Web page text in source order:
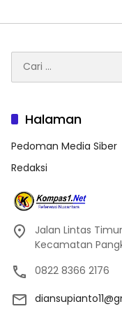
untuk:
Halaman
Pedoman Media Siber
Redaksi
Jalan Lintas
Kecamatan
0822 8366 2176